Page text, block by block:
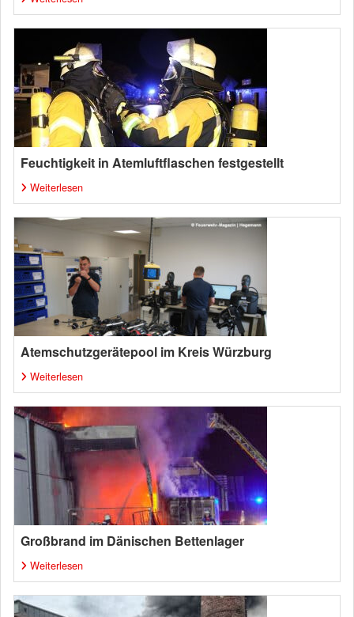
Feuchtigkeit in Atemluftflaschen festgestellt
Weiterlesen
Atemschutzgerätepool im Kreis Würzburg
Weiterlesen
Großbrand im Dänischen Bettenlager
Weiterlesen